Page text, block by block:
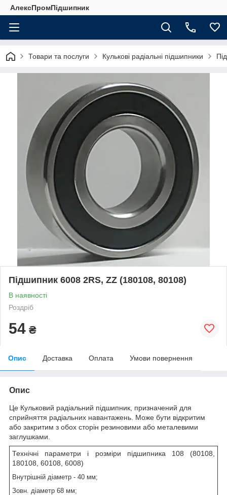
АлексПромПідшипник
Товари та послуги Кулькові радіальні підшипники
Підшипник 6008 2RS, ZZ (180108, 80108)
В наявності
Роздріб
54 ₴
Опис Доставка Оплата Умови повернення
Опис
Це Кульковий радіальний підшипник, призначений для
сприйняття радіальних навантажень. Може бути відкритим
або закритим з обох сторін резиновими або металевими
заглушками.
Технічні параметри і розміри підшипника 108 (80108,
180108, 60108, 6008)
Внутрішній діаметр - 40 мм;
Зовн. діаметр 68 мм;